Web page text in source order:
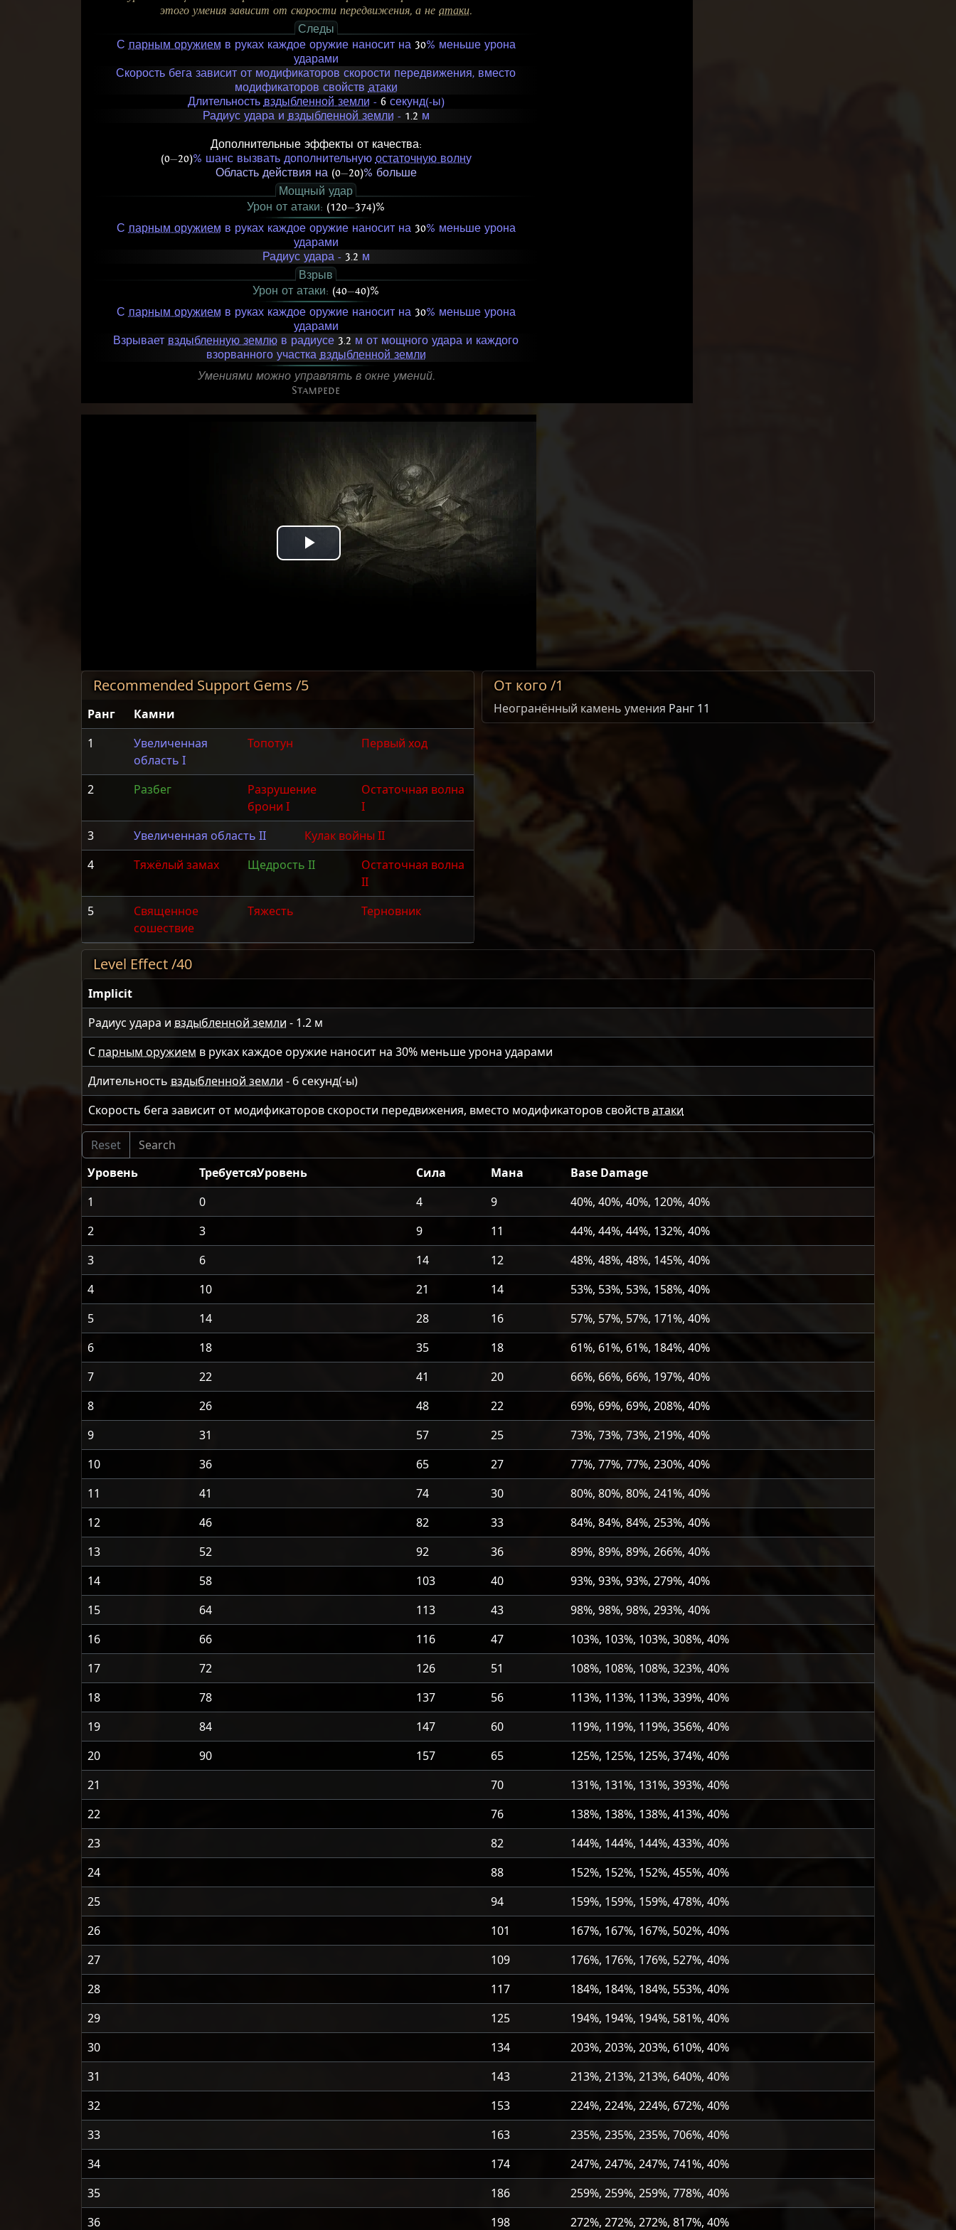
этого умения зависит от скорости передвижения, а не атаки.
Следы
С парным оружием в руках каждое оружие наносит на 30% меньше урона
ударами
Скорость бега зависит от модификаторов скорости передвижения, вместо
модификаторов свойств атаки
Длительность вздыбленной земли - 6секунд(-ы)
Радиус удара и вздыбленной земли - 1.2 м
Дополнительные эффекты от качества:
(0—20)% шанс вызвать дополнительную остаточную волну
Область действия на (0—20)% больше
Мощный удар
Урон от атаки: (120—374)%
С парным оружием в руках каждое оружие наносит на 30% меньше урона
ударами
Радиус удара - 3.2 м
Взрыв
Урон от атаки: (40—40)%
С парным оружием в руках каждое оружие наносит на 30% меньше урона
ударами
Взрывает вздыбленную землю в радиусе 3.2 м от мощного удара и каждого
взорванного участка вздыбленной земли
Умениями можно управлять в окне умений.
Stampede
Play
Recommended Support Gems /5
Ранг
Камни
1
Увеличенная
область I
Топотун Первый ход
2 Разбег
Разрушение
брони I
Остаточная волна
I
3
Увеличенная область II
Кулак войны II
4
Тяжёлый замах Щедрость II
Остаточная волна
II
5
Священное
сошествие
Тяжесть Терновник
От кого /1
Неогранённый камень умения Ранг 11
Level Effect /40
Implicit
Радиус удара и вздыбленной земли - 1.2 м
С парным оружием в руках каждое оружие наносит на 30% меньше урона ударами
Длительность вздыбленной земли - 6секунд(-ы)
Скорость бега зависит от модификаторов скорости передвижения, вместо модификаторов свойстватаки
Уровень ТребуетсяУровень Сила Мана
Base Damage
1
0 4 9
40%, 40%, 40%, 120%, 40%
2
3 9 11
44%, 44%, 44%, 132%, 40%
3
6 14 12
48%, 48%, 48%, 145%, 40%
4
10 21 14
53%, 53%, 53%, 158%, 40%
5
14 28 16
57%, 57%, 57%, 171%, 40%
6
18 35 18
61%, 61%, 61%, 184%, 40%
7
22 41 20
66%, 66%, 66%, 197%, 40%
8
26 48 22
69%, 69%, 69%, 208%, 40%
9
31 57 25
73%, 73%, 73%, 219%, 40%
10
36 65 27
77%, 77%, 77%, 230%, 40%
11
41 74 30
80%, 80%, 80%, 241%, 40%
12
46 82 33
84%, 84%, 84%, 253%, 40%
13
52 92 36
89%, 89%, 89%, 266%, 40%
14
58 103 40
93%, 93%, 93%, 279%, 40%
15
64 113 43
98%, 98%, 98%, 293%, 40%
16
66 116 47
103%, 103%, 103%, 308%, 40%
17
72 126 51
108%, 108%, 108%, 323%, 40%
18
78 137 56
113%, 113%, 113%, 339%, 40%
19
84 147 60
119%, 119%, 119%, 356%, 40%
20
90 157 65
125%, 125%, 125%, 374%, 40%
21
70
131%, 131%, 131%, 393%, 40%
22
76
138%, 138%, 138%, 413%, 40%
23
82
144%, 144%, 144%, 433%, 40%
24
88
152%, 152%, 152%, 455%, 40%
25
94
159%, 159%, 159%, 478%, 40%
26
101
167%, 167%, 167%, 502%, 40%
27
109
176%, 176%, 176%, 527%, 40%
28
117
184%, 184%, 184%, 553%, 40%
29
125
194%, 194%, 194%, 581%, 40%
30
134
203%, 203%, 203%, 610%, 40%
31
143
213%, 213%, 213%, 640%, 40%
32
153
224%, 224%, 224%, 672%, 40%
33
163
235%, 235%, 235%, 706%, 40%
34
174
247%, 247%, 247%, 741%, 40%
35
186
259%, 259%, 259%, 778%, 40%
36
198 272%, 272%, 272%, 817%, 40%